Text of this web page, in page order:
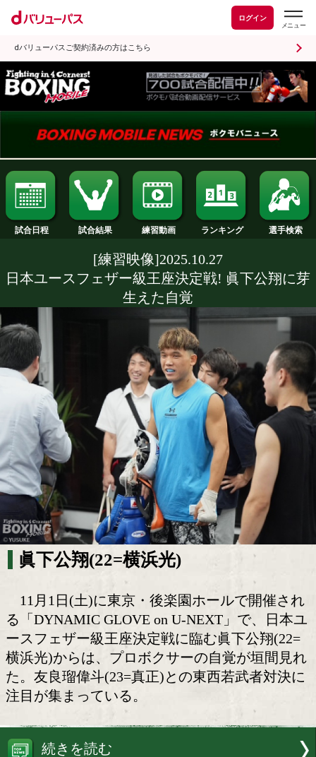
ログイン
dバリューパスご契約済みの方はこちら
試合日程 試合結果 練習動画 ランキング
[練習映像]2025.10.27
日本ユースフェザー級王座決定戦! 眞下
生えた自覚
眞下公翔(22=横浜光)
11月1日(土)に東京・後楽園ホールで
る「DYNAMIC GLOVE on U-NEXT」で